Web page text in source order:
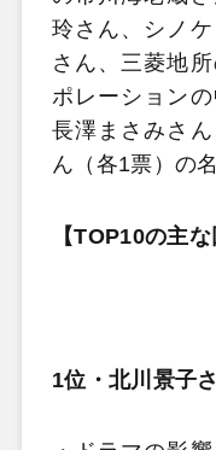
玲さん、シノ
さん、三菱地
ポレーション
長澤まさみさ
ん（各1票）の
【TOP10の主な
1位・北川景子